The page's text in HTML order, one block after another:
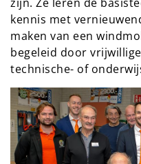
kennis met
maken van een
begeleid door
technische- of